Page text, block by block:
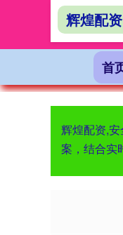
首
辉煌配资,
案，结合实
辉煌配